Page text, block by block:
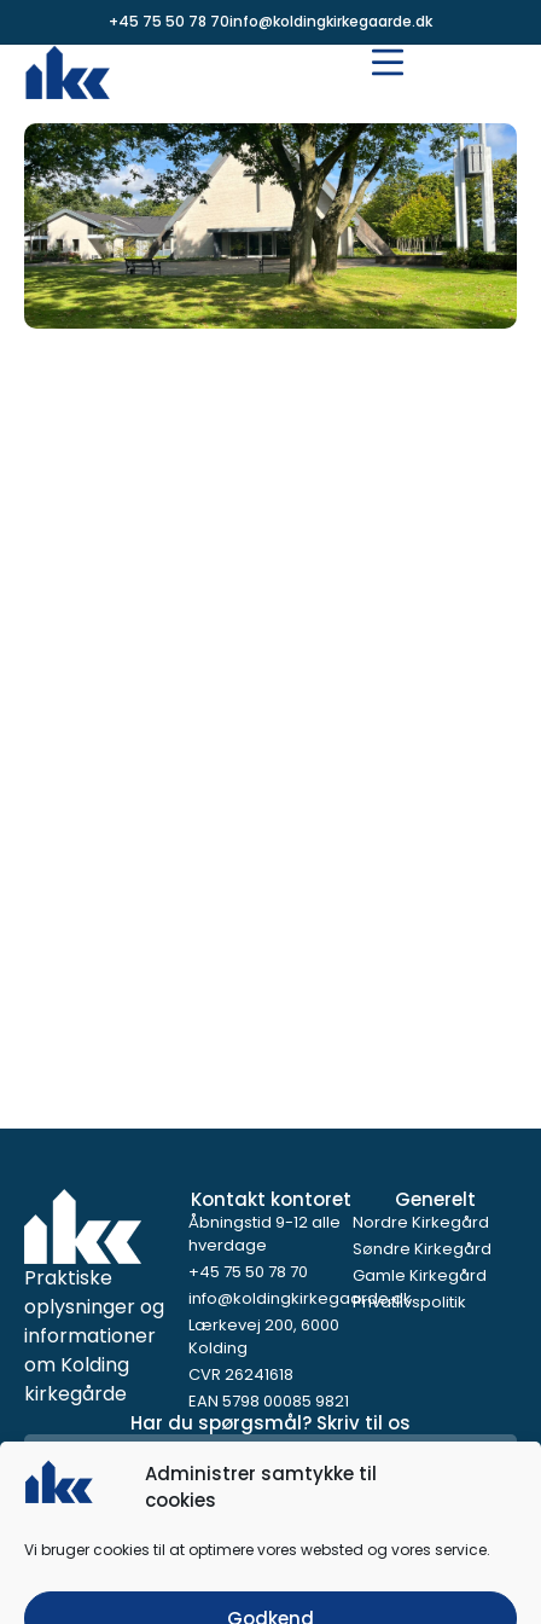
Administrer samtykke til
cookies
Vi bruger cookies til at optimere vores websted og vores service.
Godkend
+45 75 50 78 70info@koldingkirkegaarde.dk
Praktiske
oplysninger og
informationer
om Kolding
kirkegårde
Kontakt kontoret
Åbningstid 9-12 alle
hverdage
+45 75 50 78 70
info@koldingkirkegaarde.dk
Lærkevej 200, 6000
Kolding
CVR 26241618
EAN 5798 00085 9821
Generelt
Nordre Kirkegård
Søndre Kirkegård
Gamle Kirkegård
Privatlivspolitik
Har du spørgsmål? Skriv til os